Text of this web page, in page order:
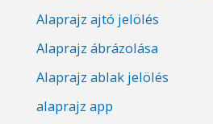
Alaprajz ajtó jelölés
Alaprajz ábrázolása
Alaprajz ablak jelölés
alaprajz app